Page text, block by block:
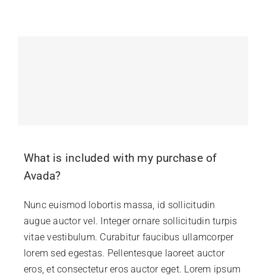
What is included with my purchase of
Avada?
Nunc euismod lobortis massa, id sollicitudin
augue auctor vel. Integer ornare sollicitudin turpis
vitae vestibulum. Curabitur faucibus ullamcorper
lorem sed egestas. Pellentesque laoreet auctor
eros, et consectetur eros auctor eget. Lorem ipsum